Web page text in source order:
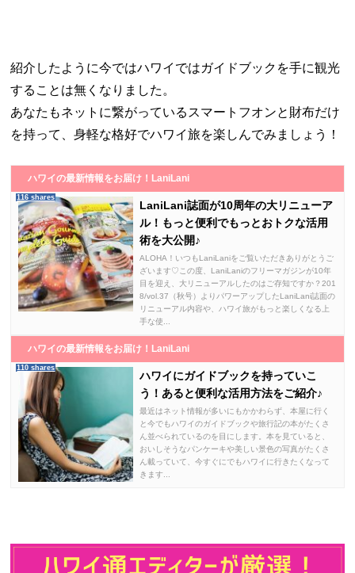
紹介したように今ではハワイではガイドブックを手に観光
することは無くなりました。
あなたもネットに繋がっているスマートフオンと財布だけ
を持って、身軽な格好でハワイ旅を楽しんでみましょう！
ハワイの最新情報をお届け！LaniLani
116 shares
LaniLani誌面が10周年の大リニューア
ル！もっと便利でもっとおトクな活用
術を大公開♪
ALOHA！いつもLaniLaniをご覧いただきありがとうご
ざいます♡この度、LaniLaniのフリーマガジンが10年
目を迎え、大リニューアルしたのはご存知ですか？201
8/vol.37（秋号）よりパワーアップしたLaniLani誌面の
リニューアル内容や、ハワイ旅がもっと楽しくなる上
手な使...
ハワイの最新情報をお届け！LaniLani
110 shares
ハワイにガイドブックを持っていこ
う！あると便利な活用方法をご紹介♪
最近はネット情報が多いにもかかわらず、本屋に行く
と今でもハワイのガイドブックや旅行記の本がたくさ
ん並べられているのを目にします。本を見ていると、
おいしそうなパンケーキや美しい景色の写真がたくさ
ん載っていて、今すぐにでもハワイに行きたくなって
きます...